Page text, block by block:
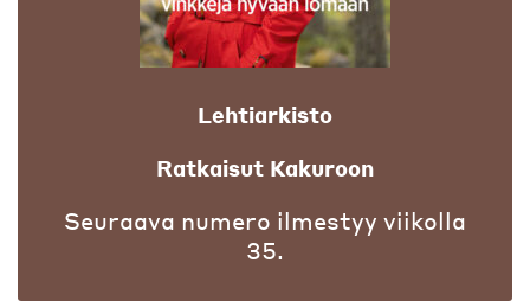
Lehtiarkisto
Ratkaisut Kakuroon
Seuraava numero ilmestyy viikolla
35.